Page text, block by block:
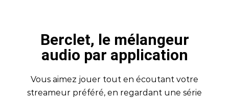
Berclet, le mélangeur
audio par application
Vous aimez jouer tout en écoutant votre
streameur préféré, en regardant une série